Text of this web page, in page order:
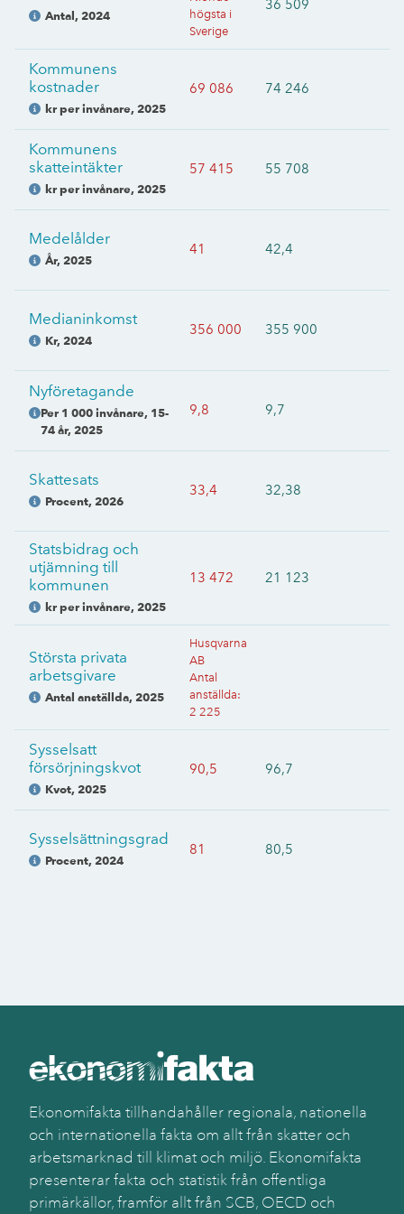
Antal, 2024
högsta i
Sverige
36 509
Kommunens
kostnader
kr per invånare, 2025
69 086 74 246
Kommunens
skatteintäkter
kr per invånare, 2025
57 415 55 708
Medelålder
År, 2025
41 42,4
Medianinkomst
Kr, 2024
356 000 355 900
Nyföretagande
Per 1 000 invånare, 15-
74 år,2025
9,8 9,7
Skattesats
Procent, 2026
33,4 32,38
Statsbidrag och
utjämning till
kommunen
kr per invånare, 2025
13 472 21 123
Största privata
arbetsgivare
Antal anställda, 2025
Husqvarna
AB
Antal
anställda:
2 225
Sysselsatt
försörjningskvot
Kvot, 2025
90,5 96,7
Sysselsättningsgrad
Procent, 2024
81 80,5
Ekonomifakta tillhandahåller regionala, nationella
och internationella fakta om allt från skatter och
arbetsmarknad till klimat och miljö. Ekonomifakta
presenterar fakta och statistik från offentliga
primärkällor, framför allt från SCB, OECD och